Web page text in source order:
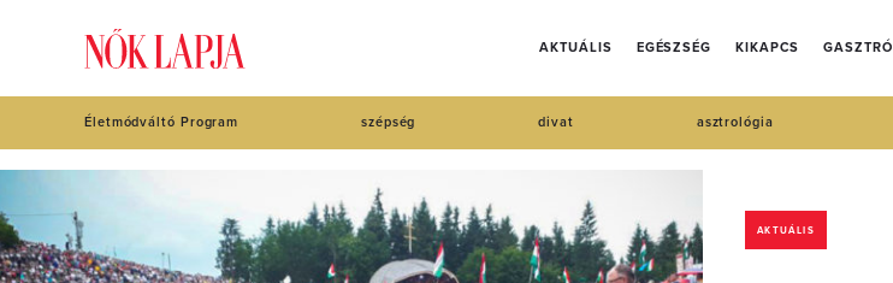
AKTUÁLIS EGÉSZSÉG KIKAPCS GASZTRÓ
Életmódváltó Program szépség divat asztrológia
AKTUÁLIS